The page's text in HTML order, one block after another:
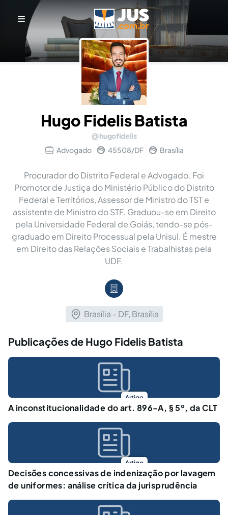
Hugo Fidelis Batista
hugofidelis
Advogado
45508/DF Brasília
Procurador do Distrito Federal e Advogado. Foi
Promotor de Justiça do Ministério Público do Distrito
Federal e Territórios, Assessor de Ministro do TST e
assistente de Ministro do STF. Graduou-se em Direito
pela Universidade Federal de Goiás, tendo-se pós-
graduado em Direito Processual pela Unisul. É mestre
em Direito das Relações Sociais e Trabalhistas pela
UDF.
Brasília - DF, Brasília
Publicações de Hugo Fidelis Batista
Artigo
A inconstitucionalidade do art. 896-A, § 5º, da CLT
Artigo
Decisões concessivas de indenização por lavagem
de uniformes: análise crítica da jurisprudência